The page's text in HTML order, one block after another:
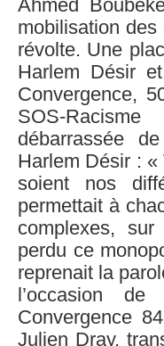
Ahmed
mobilisation
révolte. Une
Harlem Désir
Convergence,
SOS-
débarrassée
Harlem Désir :
soient nos
permettait à
complexes,
perdu ce
reprenait la
l’occasion
Convergence
Julien Dray,